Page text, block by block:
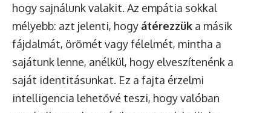
hogy sajnálunk valakit. Az empátia sokkal
mélyebb: azt jelenti, hogy átérezzük a másik
fájdalmát, örömét vagy félelmét, mintha a
sajátunk lenne, anélkül, hogy elveszítenénk a
saját identitásunkat. Ez a fajta érzelmi
intelligencia lehetővé teszi, hogy valóban